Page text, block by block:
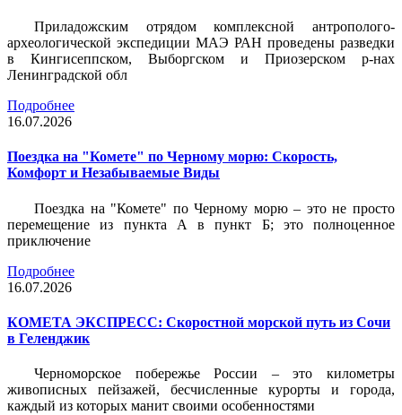
Приладожским отрядом комплексной антрополого-
археологической экспедиции МАЭ РАН проведены разведки
в Кингисеппском, Выборгском и Приозерском р-нах
Ленинградской обл
Подробнее
16.07.2026
Поездка на "Комете" по Черному морю: Скорость,
Комфорт и Незабываемые Виды
Поездка на "Комете" по Черному морю – это не просто
перемещение из пункта А в пункт Б; это полноценное
приключение
Подробнее
16.07.2026
КОМЕТА ЭКСПРЕСС: Скоростной морской путь из Сочи
в Геленджик
Черноморское побережье России – это километры
живописных пейзажей, бесчисленные курорты и города,
каждый из которых манит своими особенностями